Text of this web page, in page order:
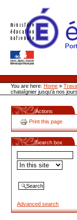
Site Web de
Sections
Personal
toolsYou are here:Home »
chataîgnier jusqu'à nos jours
Actions
Print this page
Search box
Advanced search